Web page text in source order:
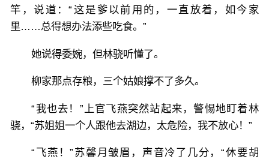
竿，说道：“这是爹以前用的，一直放着，如今家
里……总得想办法添些吃食。”
她说得委婉，但林骁听懂了。
柳家那点存粮，三个姑娘撑不了多久。
“我也去！”上官飞燕突然站起来，警惕地盯着林
骁，“苏姐姐一个人跟他去湖边，太危险，我不放心！”
“飞燕！”苏馨月皱眉，声音冷了几分，“休要胡